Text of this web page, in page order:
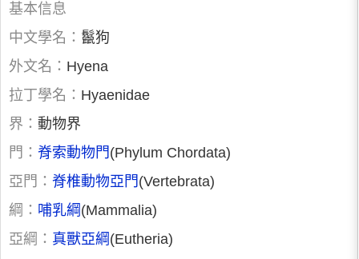
基本信息
中文學名： 鬣狗
外文名： Hyena
拉丁學名： Hyaenidae
界： 動物界
門： 脊索動物門 (Phylum Chordata)
亞門： 脊椎動物亞門 (Vertebrata)
綱： 哺乳綱 (Mammalia)
亞綱： 真獸亞綱 (Eutheria)